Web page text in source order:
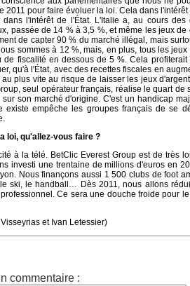
2011 pour faire évoluer la loi. Cela dans
l'intérêt de l'État. L'Italie a, au cours des
passée de 14 % à 3,5 %, et même les jeux
de capter 90 % du marché illégal, mais
sommes à 12 %, mais, en plus, tous les
de fiscalité en dessous de 5 %. Cela
qu'à l'État, avec des recettes fiscales en
plus vite au risque de laisser les jeux
seul opérateur français, réalise le quart de
son marché d'origine. C'est un handicap
existe empêche les groupes français de se
loi, qu'allez-vous faire ?
à la télé. BetClic Everest Group est de très
investi une trentaine de millions d'euros en
Nous finançons aussi 1 500 clubs de foot
ski, le handball… Dès 2011, nous allons
Ce sera une douche froide pour
et Ivan Letessier)
commentaire :